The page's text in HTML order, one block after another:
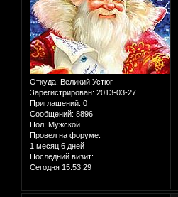
Откуда: Великий Устюг
Зарегистрирован: 2013-03-27
Приглашений: 0
Сообщений: 8896
Пол: Мужской
Провел на форуме:
1 месяц 6 дней
Последний визит:
Сегодня 15:53:29